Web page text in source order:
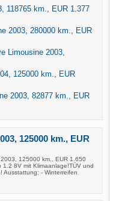
118765 km., EUR 1.377
2003, 280000 km., EUR
Limousine 2003,
125000 km., EUR
2003, 82877 km., EUR
125000 km., EUR
125000 km., EUR 1.650
8V mit Klimaanlage!TÜV und
Ausstattung: - Winterreifen